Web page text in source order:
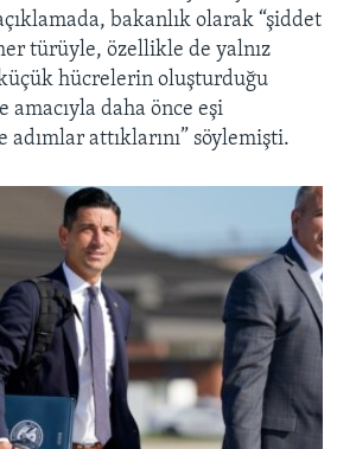
bakanlık olarak “şiddet
her türüyle, özellikle de yalnız
hücrelerin oluşturduğu
daha önce eşi
attıklarını” söylemişti.